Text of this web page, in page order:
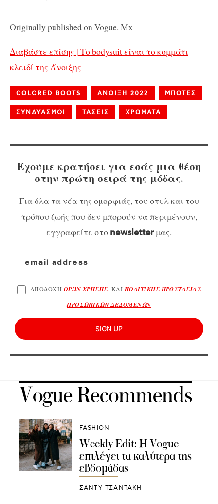
Originally published on Vogue. Mx
Διαβάστε επίσης | Το bodysuit είναι το κομμάτι
κλειδί της Άνοιξης
COLORED BOOTS ΑΝΟΙΞΗ 2022 ΜΠΟΤΕΣ
ΣΥΝΔΥΑΣΜΟΙ ΤΑΣΕΙΣ ΧΡΩΜΑΤΑ
Έχουμε κρατήσει για εσάς μια θέση
στην πρώτη σειρά της μόδας.
Για όλα τα νέα της ομορφιάς, του στυλ και του
τρόπου ζωής που δεν μπορούν να περιμένουν,
εγγραφείτε στο newsletterμας.
ΑΠΟΔΟΧΗ ΟΡΩΝ ΧΡΗΣΗΣ, ΚΑΙ ΠΟΛΙΤΙΚΗΣ ΠΡΟΣΤΑΣΙΑΣ
ΠΡΟΣΩΠΙΚΩΝ ΔΕΔΟΜΕΝΩΝ
SIGN UP
Vogue Recommends
FASHION
Weekly Edit: Η Vogue
επιλέγει τα καλύτερα της
εβδομάδας
ΣΑΝΤΥ ΤΣΑΝΤΑΚΗ